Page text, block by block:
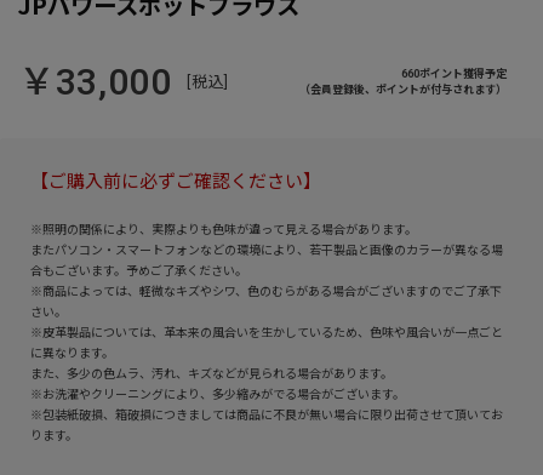
￥33,000 [税込]
660ポイント獲得予定
（会員登録後、ポイントが付与されます）
【ご購入前に必ずご確認ください】
※照明の関係により、実際よりも色味が違って見える場合があります。
またパソコン・スマートフォンなどの環境により、若干製品と画像のカラーが異なる場
合もございます。予めご了承ください。
※商品によっては、軽微なキズやシワ、色のむらがある場合がございますのでご了承下
さい。
※皮革製品については、革本来の風合いを生かしているため、色味や風合いが一点ごと
に異なります。
また、多少の色ムラ、汚れ、キズなどが見られる場合があります。
※お洗濯やクリーニングにより、多少縮みがでる場合がございます。
※包装紙破損、箱破損につきましては商品に不良が無い場合に限り出荷させて頂いてお
ります。